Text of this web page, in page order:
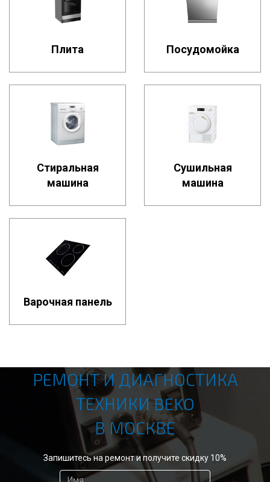
Плита Посудомойка
Стиральная
машина
Сушильная
машина
Варочная панель
РЕМОНТ И ДИАГНОСТИКА
ТЕХНИКИ BEKO
В МОСКВЕ
Запишитесь на ремонт и получите скидку 10%